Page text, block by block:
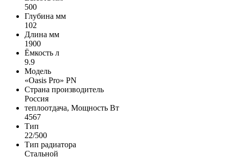
500
Глубина мм
102
Длина мм
1900
Ёмкость л
9.9
Модель
«Oasis Pro» PN
Страна производитель
Россия
теплоотдача, Мощность Вт
4567
Тип
22/500
Тип радиатора
Стальной